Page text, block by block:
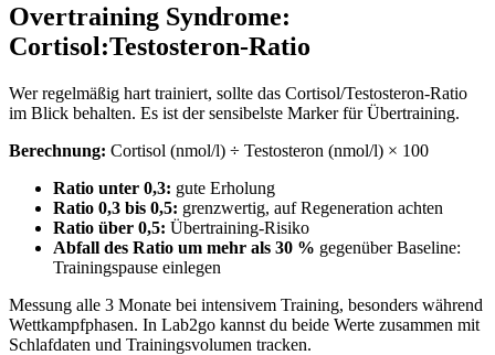
Overtraining Syndrome:
Cortisol:Testosteron-Ratio
Wer regelmäßig hart trainiert, sollte das Cortisol/Testosteron-Ratio
im Blick behalten. Es ist der sensibelste Marker für Übertraining.
Berechnung: Cortisol (nmol/l) ÷ Testosteron (nmol/l) × 100
Ratio unter 0,3: gute Erholung
Ratio 0,3 bis 0,5: grenzwertig, auf Regeneration achten
Ratio über 0,5: Übertraining-Risiko
Abfall des Ratio um mehr als 30 % gegenüber Baseline:
Trainingspause einlegen
Messung alle 3 Monate bei intensivem Training, besonders während
Wettkampfphasen. In Lab2go kannst du beide Werte zusammen mit
Schlafdaten und Trainingsvolumen tracken.